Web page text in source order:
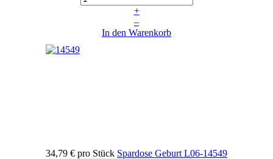
+
–
In den Warenkorb
34,79 € pro Stück Spardose Geburt L06-14549